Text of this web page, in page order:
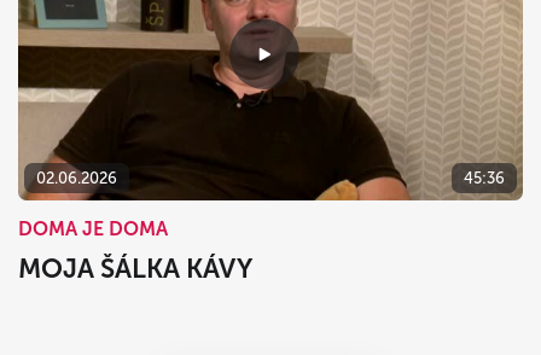
02.06.2026 45:36
DOMA JE DOMA
MOJA ŠÁLKA KÁVY